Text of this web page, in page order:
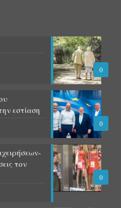
0
0
εστίαση
0
τον